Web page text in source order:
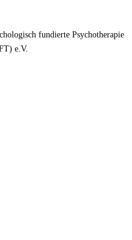
fundierte Psychotherapie
e.V.